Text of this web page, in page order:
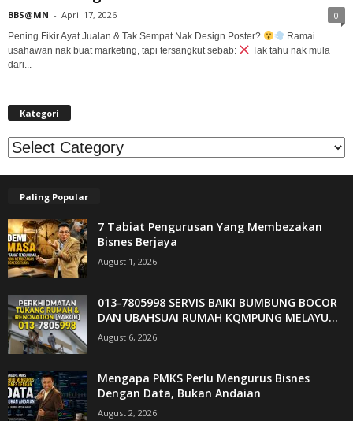
BBS@MN - April 17, 2026 0
Pening Fikir Ayat Jualan & Tak Sempat Nak Design Poster?
Ramai
usahawan nak buat marketing, tapi tersangkut sebab:
Tak tahu nak mula
dari...
Kategori
Kategori
Paling Popular
7 Tabiat Pengurusan Yang Membezakan
Bisnes Berjaya
August 1, 2026
013-7805998 SERVIS BAIKI BUMBUNG BOCOR
DAN UBAHSUAI RUMAH KQMPUNG MELAYU...
August 6, 2026
Mengapa PMKS Perlu Mengurus Bisnes
Dengan Data, Bukan Andaian
August 2, 2026